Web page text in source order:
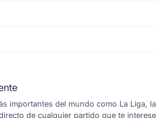
importantes del mundo como La Liga,
de cualquier partido que te